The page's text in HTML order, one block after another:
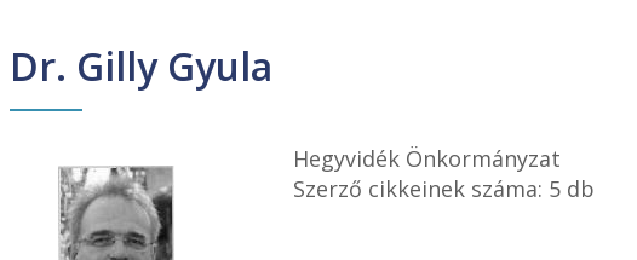
Dr. Gilly Gyula
Hegyvidék Önkormányzat
Szerző cikkeinek száma: 5 db